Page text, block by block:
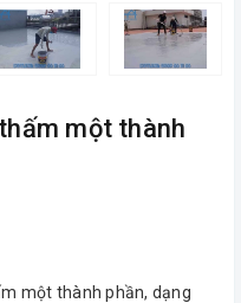
một thành
một thành phần, dạng